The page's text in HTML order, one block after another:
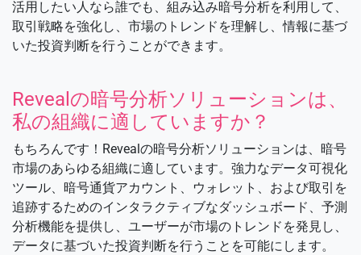
活用したい人なら誰でも、組み込み暗号分析を利用して、
取引戦略を強化し、市場のトレンドを理解し、情報に基づ
いた投資判断を行うことができます。
Revealの暗号分析ソリューションは、
私の組織に適していますか？
もちろんです！Revealの暗号分析ソリューションは、暗号
市場のあらゆる組織に適しています。強力なデータ可視化
ツール、暗号通貨アカウント、ウォレット、および取引を
追跡するためのインタラクティブなダッシュボード、予測
分析機能を提供し、ユーザーが市場のトレンドを発見し、
データに基づいた投資判断を行うことを可能にします。